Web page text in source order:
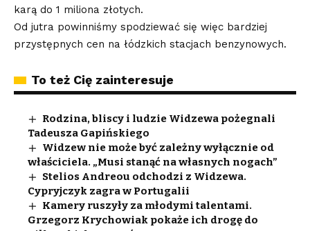
karą do 1 miliona złotych.
Od jutra powinniśmy spodziewać się więc bardziej
przystępnych cen na łódzkich stacjach benzynowych.
To też Cię zainteresuje
Rodzina, bliscy i ludzie Widzewa pożegnali
Tadeusza Gapińskiego
Widzew nie może być zależny wyłącznie od
właściciela. „Musi stanąć na własnych nogach”
Stelios Andreou odchodzi z Widzewa.
Cypryjczyk zagra w Portugalii
Kamery ruszyły za młodymi talentami.
Grzegorz Krychowiak pokaże ich drogę do